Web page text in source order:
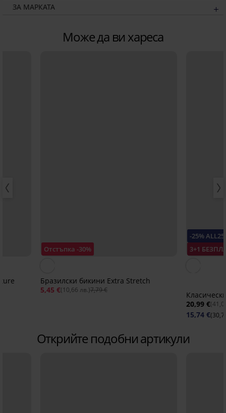
ЗА МАРКАТА
Може да ви хареса
Отстъпка -30%
Бразилски бикини Extra Stretch
5,45 €(10,66 лв.)7,79 €
-25% ALL25
3+1
20,99 €
15,74 €
Открийте подобни артикули